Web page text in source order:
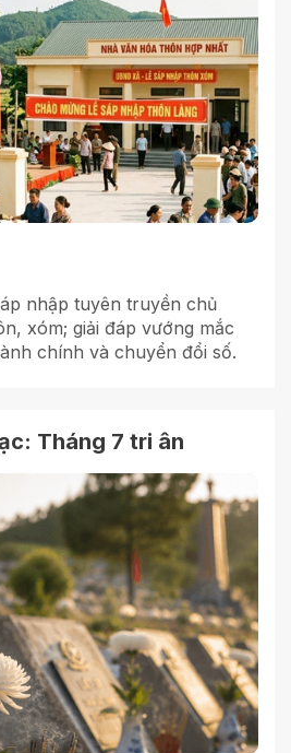
nhập tuyên truyền chủ
xóm; giải đáp vướng mắc
chính và chuyển đổi số.
Tháng 7 tri ân